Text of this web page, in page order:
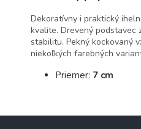
Dekoratívny i praktický
kvalite. Drevený podstavec
stabilitu. Pekný kockovaný
niekoľkých farebných
Priemer: 7 cm